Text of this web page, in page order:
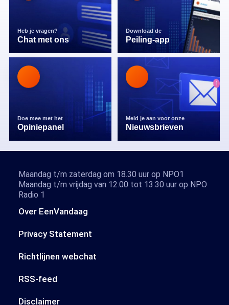
Heb je vragen?
Chat met ons
Download de
Peiling-app
Doe mee met het
Opiniepanel
Meld je aan voor onze
Nieuwsbrieven
Over EenVandaag
Privacy Statement
Richtlijnen webchat
RSS-feed
Disclaimer
Maandag t/m zaterdag om 18.30 uur op NPO1
Maandag t/m vrijdag van 12.00 tot 13.30 uur op NPO
Radio 1